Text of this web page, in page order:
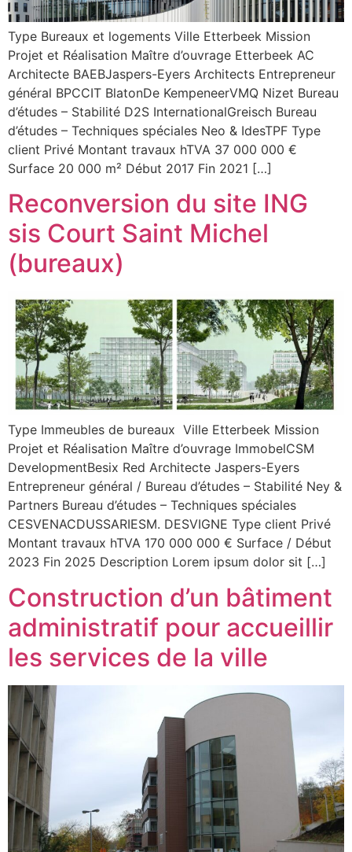
Type Bureaux et logements Ville Etterbeek Mission
Projet et Réalisation Maître d’ouvrage Etterbeek AC
Architecte BAEBJaspers-Eyers Architects Entrepreneur
général BPCCIT BlatonDe KempeneerVMQ Nizet Bureau
d’études – Stabilité D2S InternationalGreisch Bureau
d’études – Techniques spéciales Neo & IdesTPF Type
client Privé Montant travaux hTVA 37 000 000 €
Surface 20 000 m² Début 2017 Fin 2021 […]
Reconversion du site ING
sis Court Saint Michel
(bureaux)
Type Immeubles de bureaux Ville Etterbeek Mission
Projet et Réalisation Maître d’ouvrage ImmobelCSM
DevelopmentBesix Red Architecte Jaspers-Eyers
Entrepreneur général / Bureau d’études – Stabilité Ney &
Partners Bureau d’études – Techniques spéciales
CESVENACDUSSARIESM. DESVIGNE Type client Privé
Montant travaux hTVA 170 000 000 € Surface / Début
2023 Fin 2025 Description Lorem ipsum dolor sit […]
Construction d’un bâtiment
administratif pour accueillir
les services de la ville